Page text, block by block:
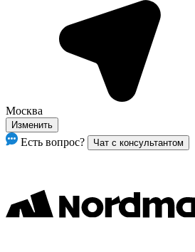
Москва
Изменить
Есть вопрос? Чат с консультантом